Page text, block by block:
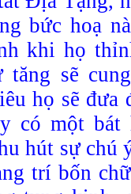
bức hoạ
khi họ
sẽ
họ sẽ
có một bát
hút sự chú
trí bốn